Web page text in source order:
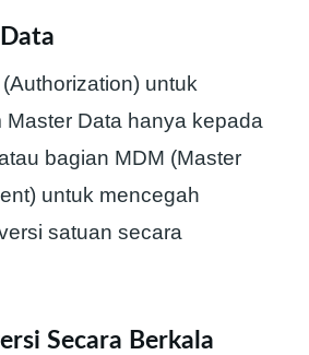
untuk
Master Data hanya kepada
bagian MDM (Master
untuk mencegah
satuan secara
Secara Berkala